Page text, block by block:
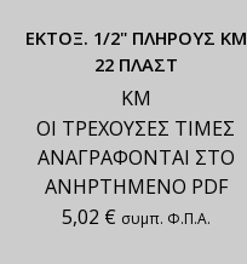
ΕΚΤΟΞ. 1/2" ΠΛΗΡΟΥΣ ΚΜ
22 ΠΛΑΣΤ
ΚΜ
ΟΙ ΤΡΕΧΟΥΣΕΣ ΤΙΜΕΣ
ΑΝΑΓΡΑΦΟΝΤΑΙ ΣΤΟ
ΑΝΗΡΤΗΜΕΝΟ PDF
5,02 € συμπ. Φ.Π.Α.